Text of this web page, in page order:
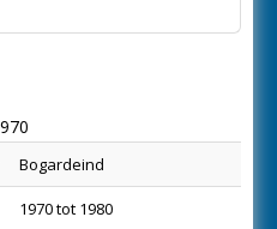
Bogardeind
1970 tot 1980